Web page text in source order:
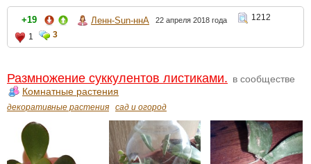
+19 Ленн-Sun-ннА 22 апреля 2018 года
1212
1
3
Размножение суккулентов листиками. в сообществе
Комнатные растения
декоративные растения сад и огород